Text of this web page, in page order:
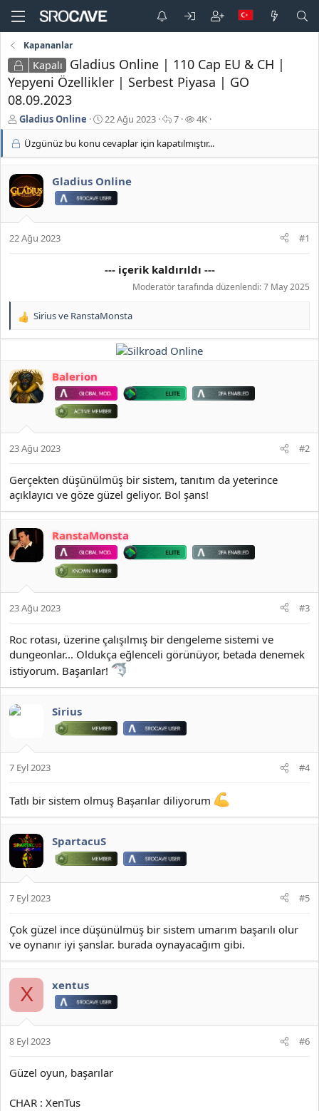
Kapananlar
Kapalı
Gladius Online | 110 Cap EU & CH |
Yepyeni Özellikler | Serbest Piyasa | GO
08.09.2023
K
n
b
y
u
b
ş
Gladius Online
B
ş
l
n
g
ı
ç
i
22 Ağu 2023
C
v
a
7
G
r
ü
e
4K
Üzgünüz bu konu cevaplar için kapatılmıştır...
Gladius Online
22 Ağu 2023 #1
--- içerik kaldırıldı ---
Moderatör tarafında düzenlendi:7 May 2025
T
i
l
e
Siriusve RanstaMonsta
Balerion
23 Ağu 2023 #2
Gerçekten düşünülmüş bir sistem, tanıtım da yeterince
açıklayıcı ve göze güzel geliyor. Bol şans!
RanstaMonsta
23 Ağu 2023 #3
Roc rotası, üzerine çalışılmış bir dengeleme sistemi ve
dungeonlar... Oldukça eğlenceli görünüyor, betada denemek
istiyorum. Başarılar!
Sirius
7 Eyl 2023 #4
Tatlı bir sistem olmuş Başarılar diliyorum
SpartacuS
7 Eyl 2023 #5
Çok güzel ince düşünülmüş bir sistem umarım başarılı olur
ve oynanır iyi şanslar. burada oynayacağım gibi.
X xentus
8 Eyl 2023 #6
Güzel oyun, başarılar
CHAR : XenTus